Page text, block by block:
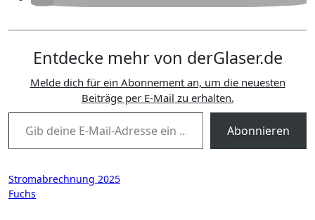
Entdecke mehr von derGlaser.de
Melde dich für ein Abonnement an, um die neuesten
Beiträge per E-Mail zu erhalten.
Gib deine E-Mail-Adresse ein ...
Abonnieren
Beitragsnavigation
Stromabrechnung 2025
Fuchs